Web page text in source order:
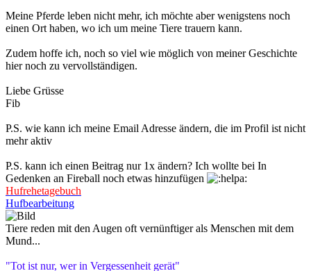
Meine Pferde leben nicht mehr, ich möchte aber wenigstens noch
einen Ort haben, wo ich um meine Tiere trauern kann.
Zudem hoffe ich, noch so viel wie möglich von meiner Geschichte
hier noch zu vervollständigen.
Liebe Grüsse
Fib
P.S. wie kann ich meine Email Adresse ändern, die im Profil ist nicht
mehr aktiv
P.S. kann ich einen Beitrag nur 1x ändern? Ich wollte bei In
Gedenken an Fireball noch etwas hinzufügen
Hufrehetagebuch
Hufbearbeitung
Tiere reden mit den Augen oft vernünftiger als Menschen mit dem
Mund...
"Tot ist nur, wer in Vergessenheit gerät"